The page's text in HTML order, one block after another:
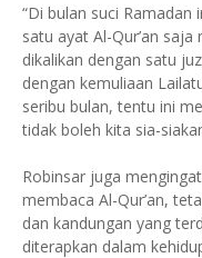
“Di bulan suci Ramadan
satu ayat Al-Qur’an
dikalikan dengan satu
dengan kemuliaan
seribu bulan, tentu ini
tidak boleh kita sia-
Robinsar juga
membaca Al-Qur’an,
dan kandungan yang
diterapkan dalam